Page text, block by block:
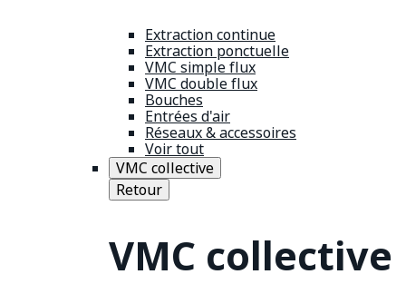
Extraction continue
Extraction ponctuelle
VMC simple flux
VMC double flux
Bouches
Entrées d'air
Réseaux & accessoires
Voir tout
VMC collective
Retour
VMC collective